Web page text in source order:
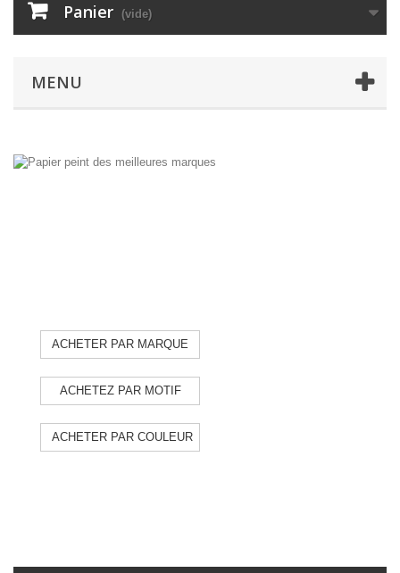
Panier (vide)
MENU
ACHETER PAR MARQUE
ACHETEZ PAR MOTIF
ACHETER PAR COULEUR